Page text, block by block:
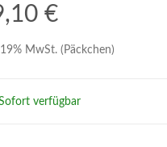
€
MwSt. (Päckchen)
verfügbar